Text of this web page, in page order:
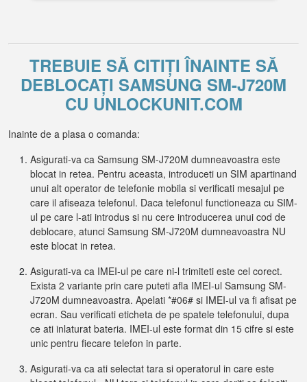
TREBUIE SĂ CITIȚI ÎNAINTE SĂ
DEBLOCAȚI SAMSUNG SM-J720M
CU UNLOCKUNIT.COM
Inainte de a plasa o comanda:
Asigurati-va ca Samsung SM-J720M dumneavoastra este
blocat in retea. Pentru aceasta, introduceti un SIM apartinand
unui alt operator de telefonie mobila si verificati mesajul pe
care il afiseaza telefonul. Daca telefonul functioneaza cu SIM-
ul pe care l-ati introdus si nu cere introducerea unui cod de
deblocare, atunci Samsung SM-J720M dumneavoastra NU
este blocat in retea.
Asigurati-va ca IMEI-ul pe care ni-l trimiteti este cel corect.
Exista 2 variante prin care puteti afla IMEI-ul Samsung SM-
J720M dumneavoastra. Apelati *#06# si IMEI-ul va fi afisat pe
ecran. Sau verificati eticheta de pe spatele telefonului, dupa
ce ati inlaturat bateria. IMEI-ul este format din 15 cifre si este
unic pentru fiecare telefon in parte.
Asigurati-va ca ati selectat tara si operatorul in care este